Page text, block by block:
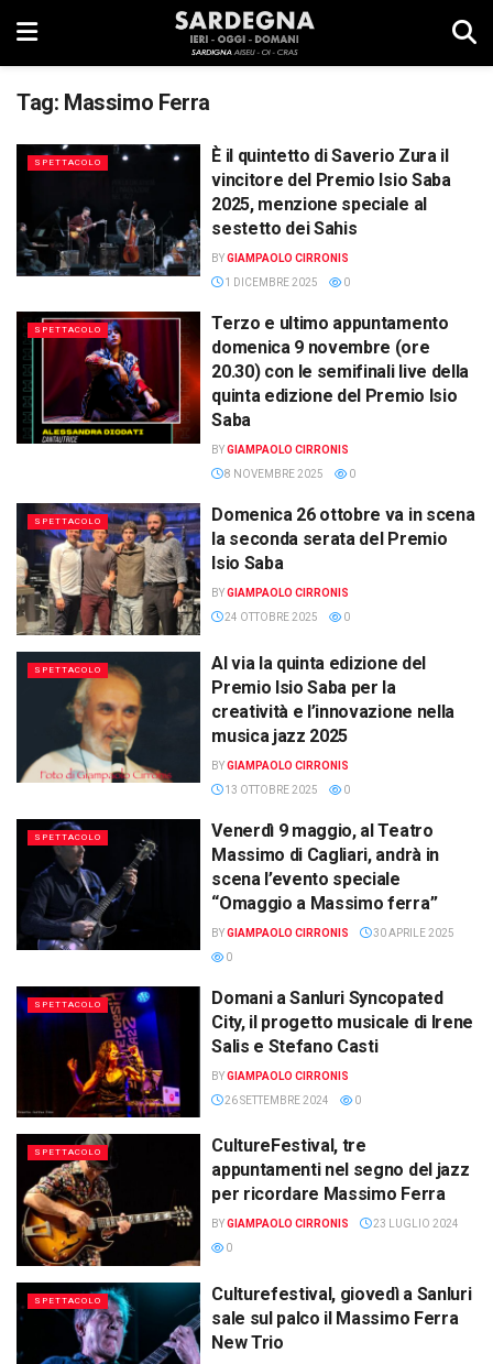
Tag: Massimo Ferra
SPETTACOLO
È il quintetto di Saverio Zura il
vincitore del Premio Isio Saba
2025, menzione speciale al
sestetto dei Sahis
BYGIAMPAOLO CIRRONIS
1 DICEMBRE 2025
0
SPETTACOLO
Terzo e ultimo appuntamento
domenica 9 novembre (ore
20.30) con le semifinali live della
quinta edizione del Premio Isio
Saba
BYGIAMPAOLO CIRRONIS
8 NOVEMBRE 2025
0
SPETTACOLO
Domenica 26 ottobre va in scena
la seconda serata del Premio
Isio Saba
BYGIAMPAOLO CIRRONIS
24 OTTOBRE 2025
0
SPETTACOLO
Al via la quinta edizione del
Premio Isio Saba per la
creatività e l’innovazione nella
musica jazz 2025
BYGIAMPAOLO CIRRONIS
13 OTTOBRE 2025
0
SPETTACOLO
Venerdì 9 maggio, al Teatro
Massimo di Cagliari, andrà in
scena l’evento speciale
“Omaggio a Massimo ferra”
BYGIAMPAOLO CIRRONIS
30 APRILE 2025
0
SPETTACOLO
Domani a Sanluri Syncopated
City, il progetto musicale di Irene
Salis e Stefano Casti
BYGIAMPAOLO CIRRONIS
26 SETTEMBRE 2024
0
SPETTACOLO
CultureFestival, tre
appuntamenti nel segno del jazz
per ricordare Massimo Ferra
BYGIAMPAOLO CIRRONIS
23 LUGLIO 2024
0
SPETTACOLO
Culturefestival, giovedì a Sanluri
sale sul palco il Massimo Ferra
New Trio